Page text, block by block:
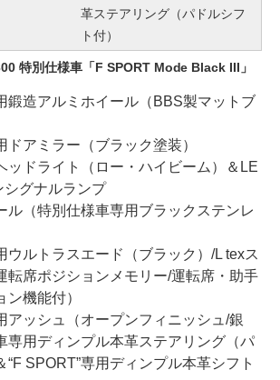
革ステアリング（パドルシフ
ト付）
特別仕様車「F SPORT Mode Black III」
鍛造アルミホイール（BBS製マットブ
ドアミラー（ブラック塗装）
ッドライト（ロー・ハイビーム）＆LE
シグナルランプ
ル（特別仕様車専用ブラックステンレ
ウルトラスエード（ブラック）/L texス
転席ポジションメモリー/運転席・助手
ン機能付）
アッシュ（オープンフィニッシュ/銀
専用ディンプル本革ステアリング（パ
“F SPORT”専用ディンプル本革シフト